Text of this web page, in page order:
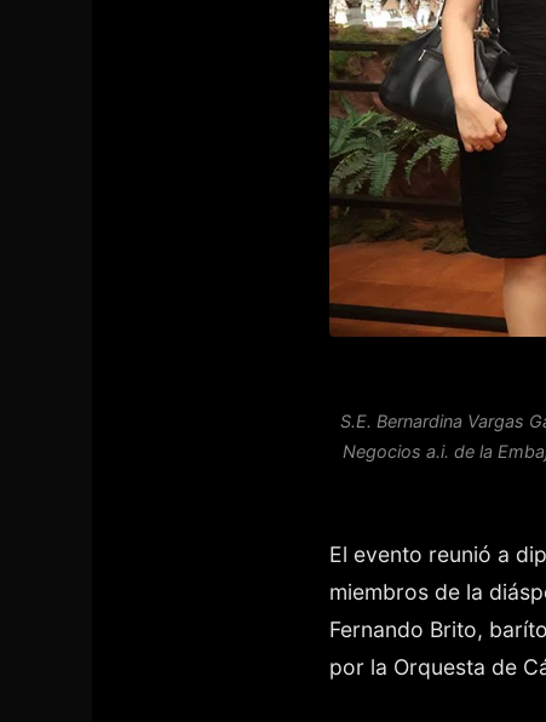
S.E. Bernardina Vargas
Negocios a.i. de la
El evento reunió a
miembros de la
Fernando Brito,
por la Orquesta de